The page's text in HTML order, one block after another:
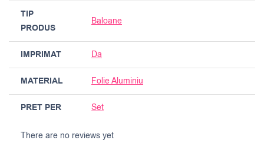
TIP
PRODUS
Baloane
IMPRIMAT Da
MATERIAL Folie Aluminiu
PRET PER Set
There are no reviews yet